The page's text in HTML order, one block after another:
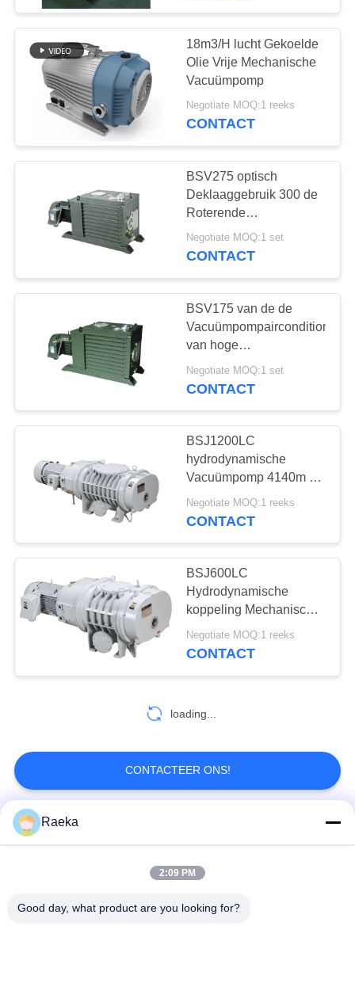
18m3/H lucht Gekoelde
Olie Vrije Mechanische
Vacuümpomp
Negotiate MOQ:1 reeks
CONTACT
BSV275 optisch
Deklaaggebruik 300 de
Roterende
Vacuümpomp van m3/h,
Mechanische
Negotiate MOQ:1 set
CONTACT
BSV175 van de de
Vacuümpompairconditioning
van hoge
snelheids175m3/h
Prestaties het
Negotiate MOQ:1 set
CONTACT
BSJ1200LC
hydrodynamische
Vacuümpomp 4140m ³
/h 11kW van koppelings
Mechanische
Negotiate MOQ:1 reeks
CONTACT
BSJ600LC
Hydrodynamische
koppeling Mechanische
booster wortels
vacuümpomp
Negotiate MOQ:1 reeks
CONTACT
loading...
CONTACTEER ONS!
populaire categorieën
vinvacuümpomp
Raeka
2:09 PM
Good day, what product are you looking for?